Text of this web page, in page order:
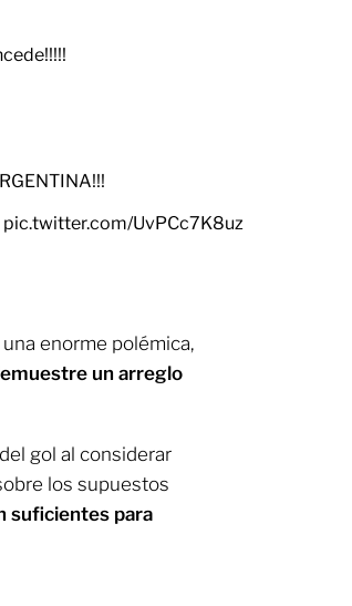
pic.twitter.com/UvPCc7K8uz
enorme polémica,
un arreglo
gol al considerar
los supuestos
suficientes para